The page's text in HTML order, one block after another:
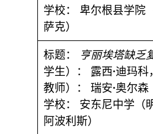
学校：
卑尔根县学院
萨克）
标题：
亨丽埃塔缺乏
学生）：
露西·迪玛科
教师）：
瑞安·奥尔森
学校：
安东尼中学（
阿波利斯）